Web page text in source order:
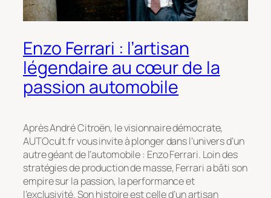
Enzo Ferrari : l’artisan
légendaire au cœur de la
passion automobile
Après André Citroën, le visionnaire démocrate,
AUTOcult.fr vous invite à plonger dans l’univers d’un
autre géant de l’automobile : Enzo Ferrari. Loin des
stratégies de production de masse, Ferrari a bâti son
empire sur la passion, la performance et
l’exclusivité. Son histoire est celle d’un artisan